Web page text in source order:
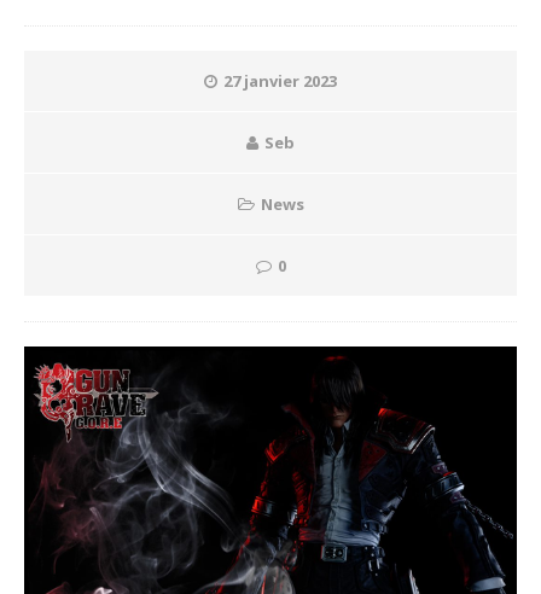
27 janvier 2023
Seb
News
0